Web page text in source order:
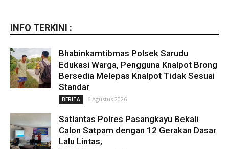
INFO TERKINI :
Bhabinkamtibmas Polsek Sarudu
Edukasi Warga, Pengguna Knalpot Brong
Bersedia Melepas Knalpot Tidak Sesuai
Standar
BERITA 6 Agustus 2026
Satlantas Polres Pasangkayu Bekali
Calon Satpam dengan 12 Gerakan Dasar
Lalu Lintas,